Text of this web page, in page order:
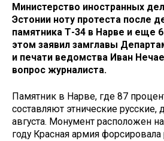
Министерство иностранных
Эстонии ноту протеста после
памятника Т-34 в Нарве и еще
этом заявил замглавы
и печати ведомства Иван
вопрос журналиста.
Памятник в Нарве, где 87
составляют этнические русские,
августа. Монумент расположен
году Красная армия форсировала